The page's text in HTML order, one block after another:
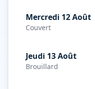
Mercredi 12 Août
Couvert
Jeudi 13 Août
Brouillard